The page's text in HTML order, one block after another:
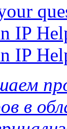
IP
IP
в